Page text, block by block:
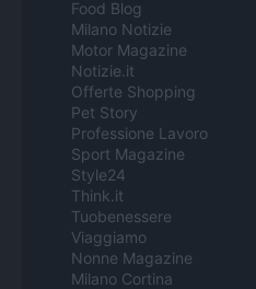
Food Blog
Milano Notizie
Motor Magazine
Notizie.it
Offerte Shopping
Pet Story
Professione Lavoro
Sport Magazine
Style24
Think.it
Tuobenessere
Viaggiamo
Nonne Magazine
Milano Cortina